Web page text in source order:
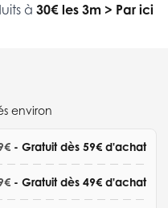
à 30€ les 3m > Par ici
environ
- Gratuit dès 59€ d'achat
- Gratuit dès 49€ d'achat